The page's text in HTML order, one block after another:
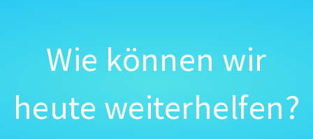
Wie können wir
heute weiterhelfen?